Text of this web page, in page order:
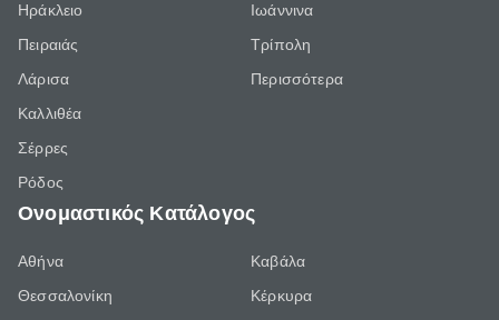
Ηράκλειο
Πειραιάς
Λάρισα
Καλλιθέα
Σέρρες
Ρόδος
Ιωάννινα
Τρίπολη
Περισσότερα
Ονομαστικός Κατάλογος
Αθήνα
Θεσσαλονίκη
Καβάλα
Κέρκυρα